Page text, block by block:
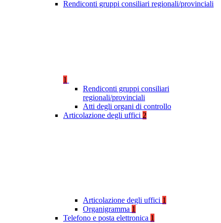
Rendiconti gruppi consiliari regionali/provinciali
1
Rendiconti gruppi consiliari
regionali/provinciali
Atti degli organi di controllo
Articolazione degli uffici 2
Articolazione degli uffici 1
Organigramma 1
Telefono e posta elettronica 1